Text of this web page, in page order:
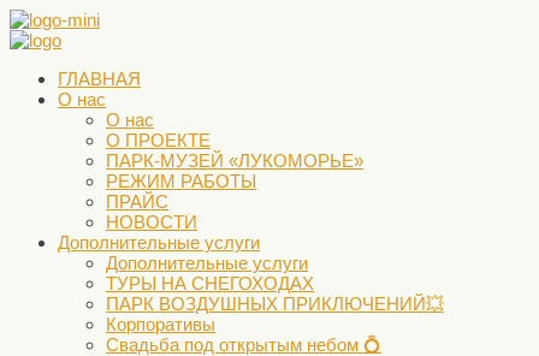
ГЛАВНАЯ
О нас
О нас
О ПРОЕКТЕ
ПАРК-МУЗЕЙ «ЛУКОМОРЬЕ»
РЕЖИМ РАБОТЫ
ПРАЙС
НОВОСТИ
Дополнительные услуги
Дополнительные услуги
ТУРЫ НА СНЕГОХОДАХ
ПАРК ВОЗДУШНЫХ ПРИКЛЮЧЕНИЙ💥
Корпоративы
Свадьба под открытым небом 💍